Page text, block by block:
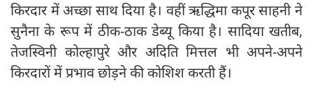
किरदार में अच्छा साथ दिया है। वहीं ऋद्धिमा कपूर साहनी ने
सुनैना के रूप में ठीक-ठाक डेब्यू किया है। सादिया खतीब,
तेजस्विनी कोल्हापुरे और अदिति मित्तल भी अपने-अपने
किरदारों में प्रभाव छोड़ने की कोशिश करती हैं।